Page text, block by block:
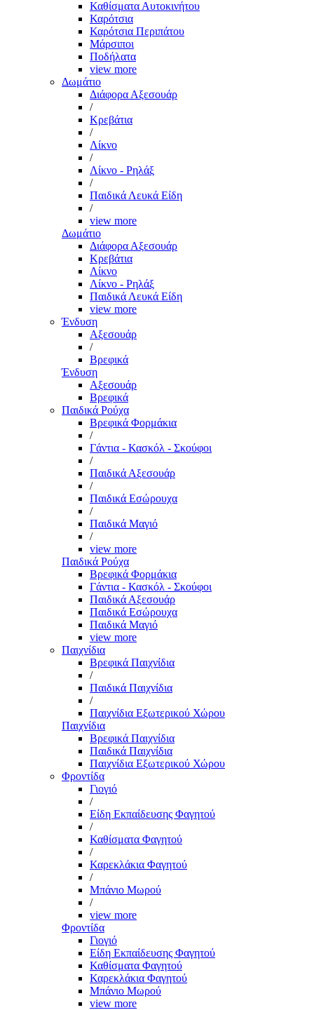
Καθίσματα Αυτοκινήτου
Καρότσια
Καρότσια Περιπάτου
Μάρσιποι
Ποδήλατα
view more
Δωμάτιο
Διάφορα Αξεσουάρ
/
Κρεβάτια
/
Λίκνο
/
Λίκνο - Ρηλάξ
/
Παιδικά Λευκά Είδη
/
view more
Δωμάτιο
Διάφορα Αξεσουάρ
Κρεβάτια
Λίκνο
Λίκνο - Ρηλάξ
Παιδικά Λευκά Είδη
view more
Ένδυση
Αξεσουάρ
/
Βρεφικά
Ένδυση
Αξεσουάρ
Βρεφικά
Παιδικά Ρούχα
Βρεφικά Φορμάκια
/
Γάντια - Κασκόλ - Σκούφοι
/
Παιδικά Αξεσουάρ
/
Παιδικά Εσώρουχα
/
Παιδικά Μαγιό
/
view more
Παιδικά Ρούχα
Βρεφικά Φορμάκια
Γάντια - Κασκόλ - Σκούφοι
Παιδικά Αξεσουάρ
Παιδικά Εσώρουχα
Παιδικά Μαγιό
view more
Παιχνίδια
Βρεφικά Παιχνίδια
/
Παιδικά Παιχνίδια
/
Παιχνίδια Εξωτερικού Χώρου
Παιχνίδια
Βρεφικά Παιχνίδια
Παιδικά Παιχνίδια
Παιχνίδια Εξωτερικού Χώρου
Φροντίδα
Γιογιό
/
Είδη Εκπαίδευσης Φαγητού
/
Καθίσματα Φαγητού
/
Καρεκλάκια Φαγητού
/
Μπάνιο Μωρού
/
view more
Φροντίδα
Γιογιό
Είδη Εκπαίδευσης Φαγητού
Καθίσματα Φαγητού
Καρεκλάκια Φαγητού
Μπάνιο Μωρού
view more